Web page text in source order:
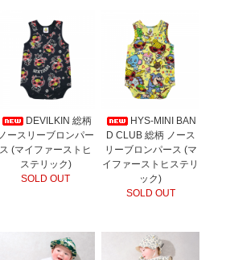
DEVILKIN 総柄
ノースリーブロンパー
ス (マイファーストヒ
ステリック)
SOLD OUT
HYS-MINI BAN
D CLUB 総柄 ノース
リーブロンパース (マ
イファーストヒステリ
ック)
SOLD OUT